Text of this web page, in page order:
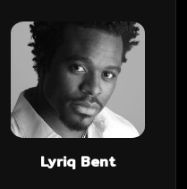
Lyriq Bent